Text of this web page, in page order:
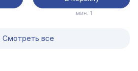
мин. 1
Смотреть все